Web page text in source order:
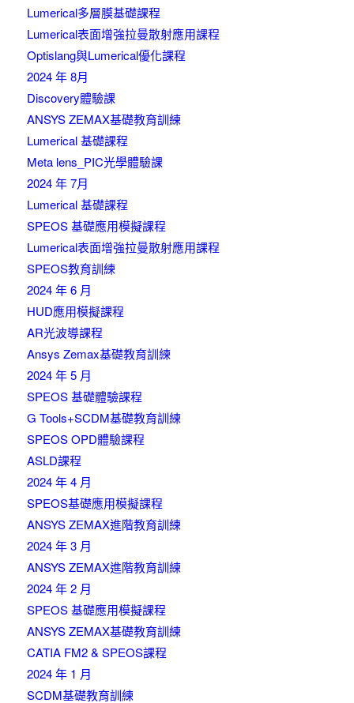
Lumerical多層膜基礎課程
Lumerical表面增強拉曼散射應用課程
Optislang與Lumerical優化課程
2024 年 8月
Discovery體驗課
ANSYS ZEMAX基礎教育訓練
Lumerical 基礎課程
Meta lens_PIC光學體驗課
2024 年 7月
Lumerical 基礎課程
SPEOS 基礎應用模擬課程
Lumerical表面增強拉曼散射應用課程
SPEOS教育訓練
2024 年 6 月
HUD應用模擬課程
AR光波導課程
Ansys Zemax基礎教育訓練
2024 年 5 月
SPEOS 基礎體驗課程
G Tools+SCDM基礎教育訓練
SPEOS OPD體驗課程
ASLD課程
2024 年 4 月
SPEOS基礎應用模擬課程
ANSYS ZEMAX進階教育訓練
2024 年 3 月
ANSYS ZEMAX進階教育訓練
2024 年 2 月
SPEOS 基礎應用模擬課程
ANSYS ZEMAX基礎教育訓練
CATIA FM2 & SPEOS課程
2024 年 1 月
SCDM基礎教育訓練